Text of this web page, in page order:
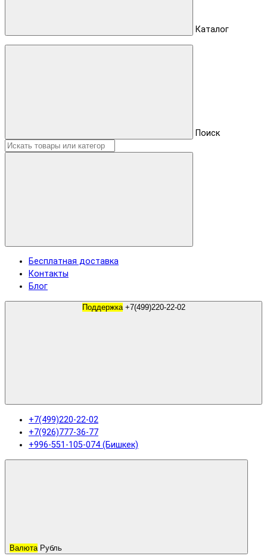
Каталог
Поиск
Бесплатная доставка
Контакты
Блог
Поддержка +7(499)220-22-02
+7(499)220-22-02
+7(926)777-36-77
+996-551-105-074 (Бишкек)
Валюта Рубль